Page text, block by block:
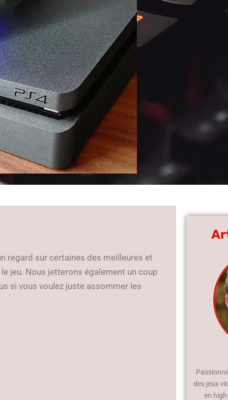
regard sur certaines des meilleures et
jeu. Nous jetterons également un coup
si vous voulez juste assommer les
des jeux
en